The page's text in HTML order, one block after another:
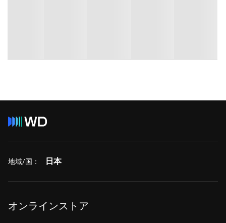
地域/国： 日本
オンラインストア